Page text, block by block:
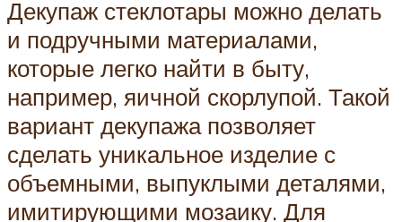
Декупаж стеклотары можно делать
и подручными материалами,
которые легко найти в быту,
например, яичной скорлупой. Такой
вариант декупажа позволяет
сделать уникальное изделие с
объемными, выпуклыми деталями,
имитирующими мозаику. Для